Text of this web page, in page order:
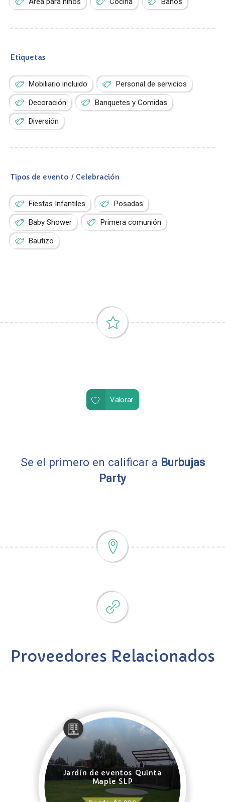
Etiquetas
Mobiliario incluido Personal de servicios
Decoración Banquetes y Comidas
Diversión
Tipos de evento / Celebración
Fiestas Infantiles Posadas
Baby Shower Primera comunión
Bautizo
Valorar
Se el primero en calificar a Burbujas
Party
Proveedores Relacionados
Jardín de eventos Quinta
Maple SLP